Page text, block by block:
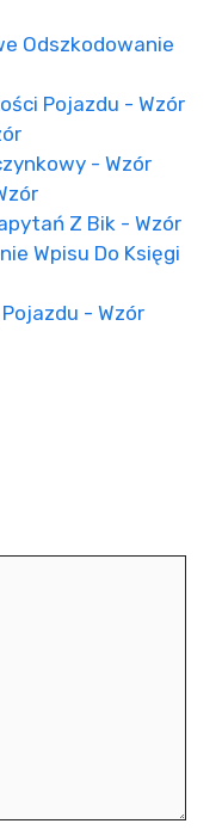
Odszkodowanie
Pojazdu - Wzór
- Wzór
Z Bik - Wzór
Wpisu Do Księgi
- Wzór